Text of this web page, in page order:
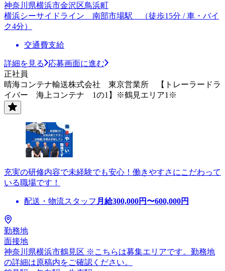
神奈川県横浜市金沢区鳥浜町
横浜シーサイドライン 南部市場駅 （徒歩15分 / 車・バイ
ク4分）
交通費支給
詳細を見る
応募画面に進む
正社員
晴海コンテナ輸送株式会社 東京営業所 【トレーラードラ
イバー 海上コンテナ 1の1】※鶴見エリア1※
充実の研修内容で未経験でも安心！働きやすさにこだわって
いる職場です！
配送・物流スタッフ 月給300,000円〜600,000円
勤務地
面接地
神奈川県横浜市鶴見区 ※こちらは募集エリアです。勤務地
の詳細は原稿内をご確認ください。